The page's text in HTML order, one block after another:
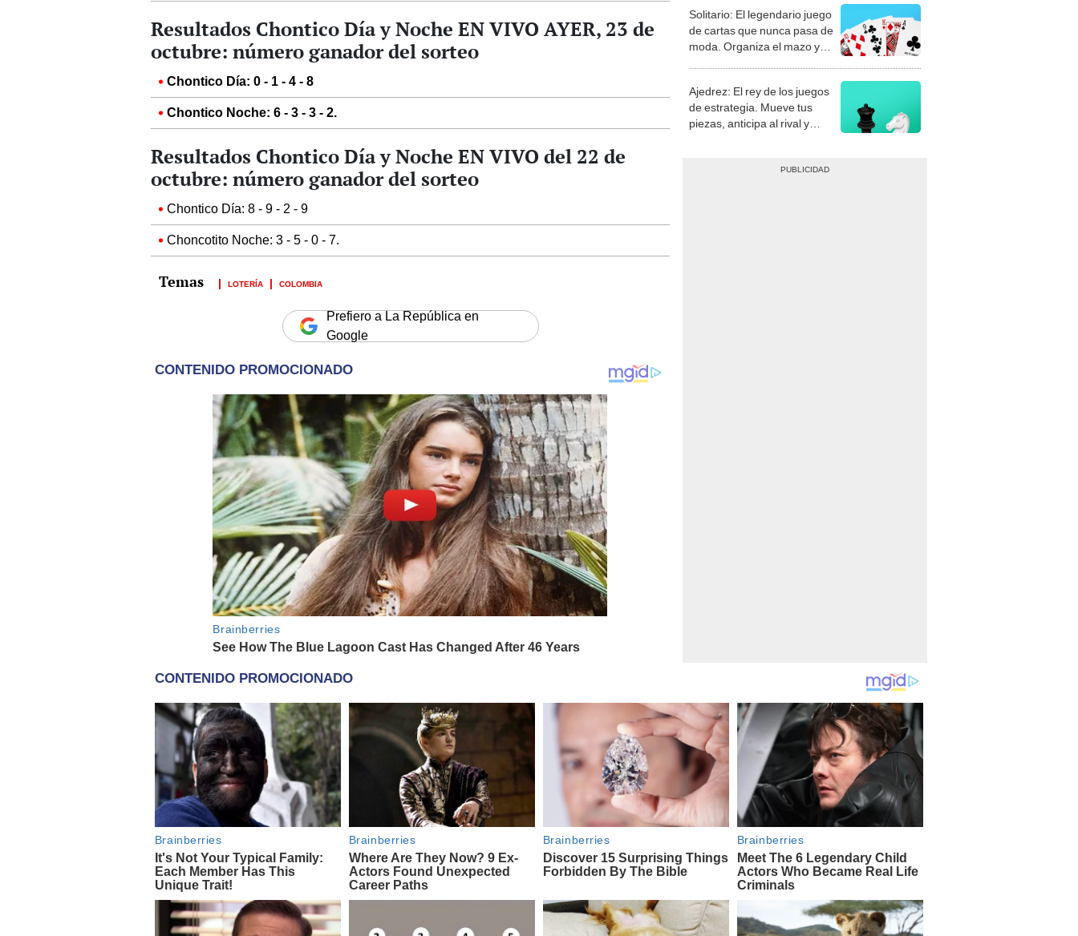
Resultados Chontico Día y Noche EN VIVO AYER, 23 de
octubre: número ganador del sorteo
Chontico Día: 0 - 1 - 4 - 8
Chontico Noche: 6 - 3 - 3 - 2.
Resultados Chontico Día y Noche EN VIVO del 22 de
octubre: número ganador del sorteo
Chontico Día: 8 - 9 - 2 - 9
Choncotito Noche: 3 - 5 - 0 - 7.
LOTERÍA COLOMBIA
Prefiero a La República en
Google
Solitario: El legendario juego
de cartas que nunca pasa de
moda. Organiza el mazo y
Ajedrez: El rey de los juegos
de estrategia. Mueve tus
piezas, anticipa al rival y